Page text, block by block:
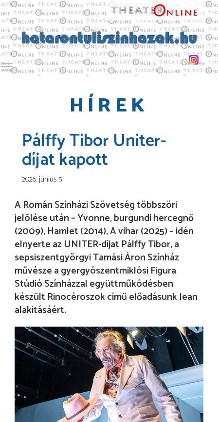
Toggle main menu visibility
HÍREK
Pálffy Tibor Uniter-
díjat kapott
2026. június 5.
A Román Színházi Szövetség többszöri
jelölése után – Yvonne, burgundi hercegnő
(2009), Hamlet (2014), A vihar (2025) – idén
elnyerte az UNITER-díjat Pálffy Tibor, a
sepsiszentgyörgyi Tamási Áron Színház
művésze a gyergyószentmiklósi Figura
Stúdió Színházzal együttműködésben
készült Rinocéroszok című előadásunk Jean
alakításáért.